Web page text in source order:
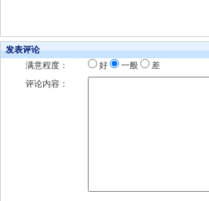
发表评论
满意程度：
好 一般
差
评论内容：